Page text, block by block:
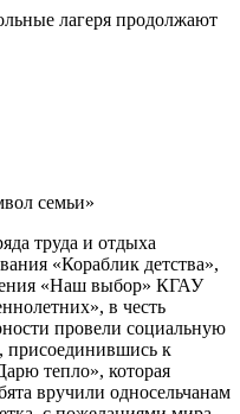
лагеря продолжают
семьи»
труда и отдыха
«Кораблик детства»,
«Наш выбор» КГАУ
в честь
провели социальную
присоединившись к
тепло», которая
вручили односельчанам